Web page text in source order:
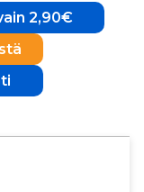
2,90€